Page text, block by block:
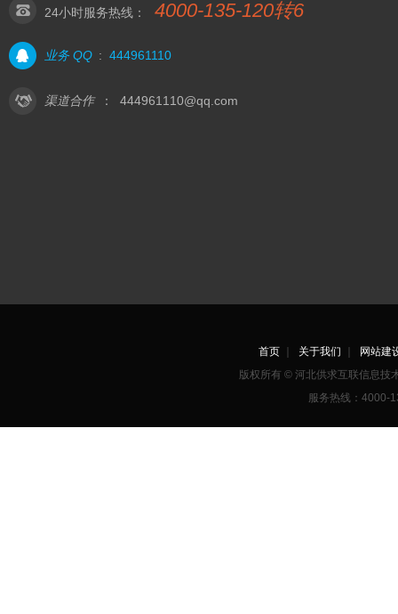
24小时服务热线： 4000-135-120转6
业务 QQ : 444961110
渠道合作 ： 444961110@qq.com
首页｜ 关于我们
网站建
版权所有 © 河北供求互联信息
服务热线：4000-